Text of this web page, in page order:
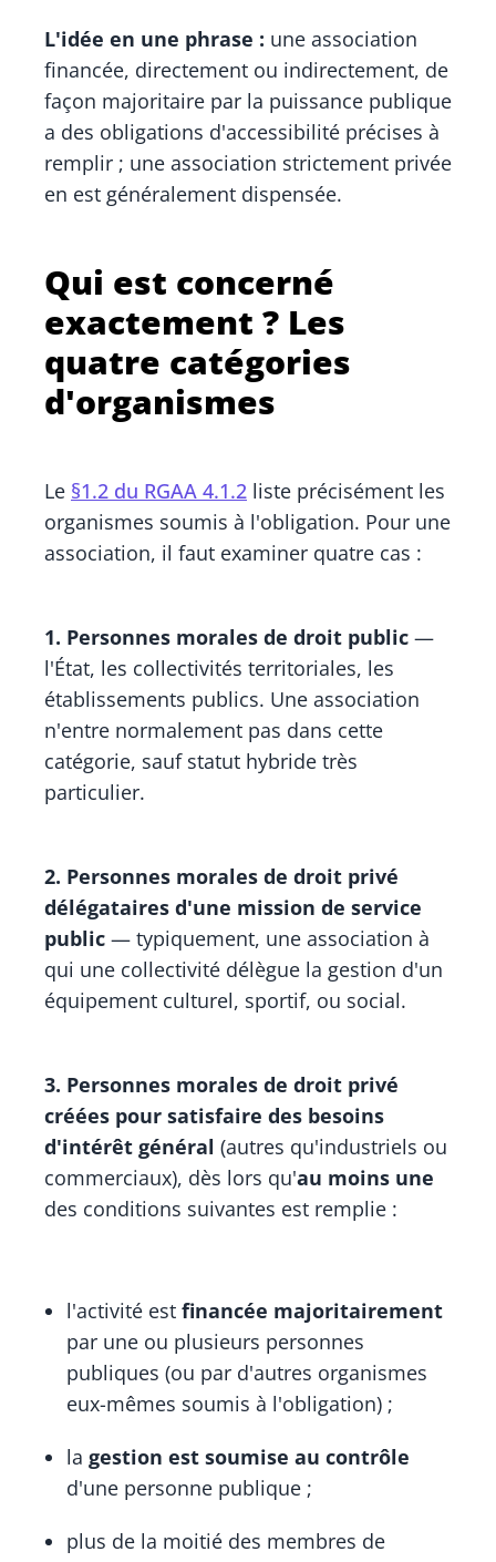
L'idée en une phrase : une association
financée, directement ou indirectement, de
façon majoritaire par la puissance publique
a des obligations d'accessibilité précises à
remplir ; une association strictement privée
en est généralement dispensée.
Qui est concerné
exactement ? Les
quatre catégories
d'organismes
Le §1.2 du RGAA 4.1.2 liste précisément les
organismes soumis à l'obligation. Pour une
association, il faut examiner quatre cas :
1. Personnes morales de droit public —
l'État, les collectivités territoriales, les
établissements publics. Une association
n'entre normalement pas dans cette
catégorie, sauf statut hybride très
particulier.
2. Personnes morales de droit privé
délégataires d'une mission de service
public — typiquement, une association à
qui une collectivité délègue la gestion d'un
équipement culturel, sportif, ou social.
3. Personnes morales de droit privé
créées pour satisfaire des besoins
d'intérêt général (autres qu'industriels ou
commerciaux), dès lors qu'au moins une
des conditions suivantes est remplie :
l'activité est financée majoritairement
par une ou plusieurs personnes
publiques (ou par d'autres organismes
eux-mêmes soumis à l'obligation) ;
la gestion est soumise au contrôle
d'une personne publique ;
plus de la moitié des membres de